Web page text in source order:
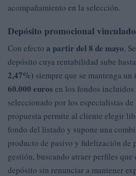
acompañamiento en la selección.
Depósito promocional
Con efecto a partir del 8 de mayo,
depósito cuya rentabilidad sube
2,47%) siempre que se mantenga
60.000 euros en los fondos
seleccionado por los especialistas
propuesta permite al cliente elegir
fondo del listado y supone una
producto de pasivo y fidelización de
gestión, buscando atraer perfiles
depósito sin renunciar a mantener